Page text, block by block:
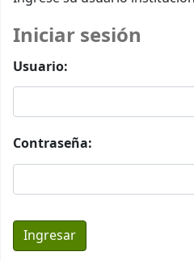
Iniciar sesión
Usuario:
Contraseña: